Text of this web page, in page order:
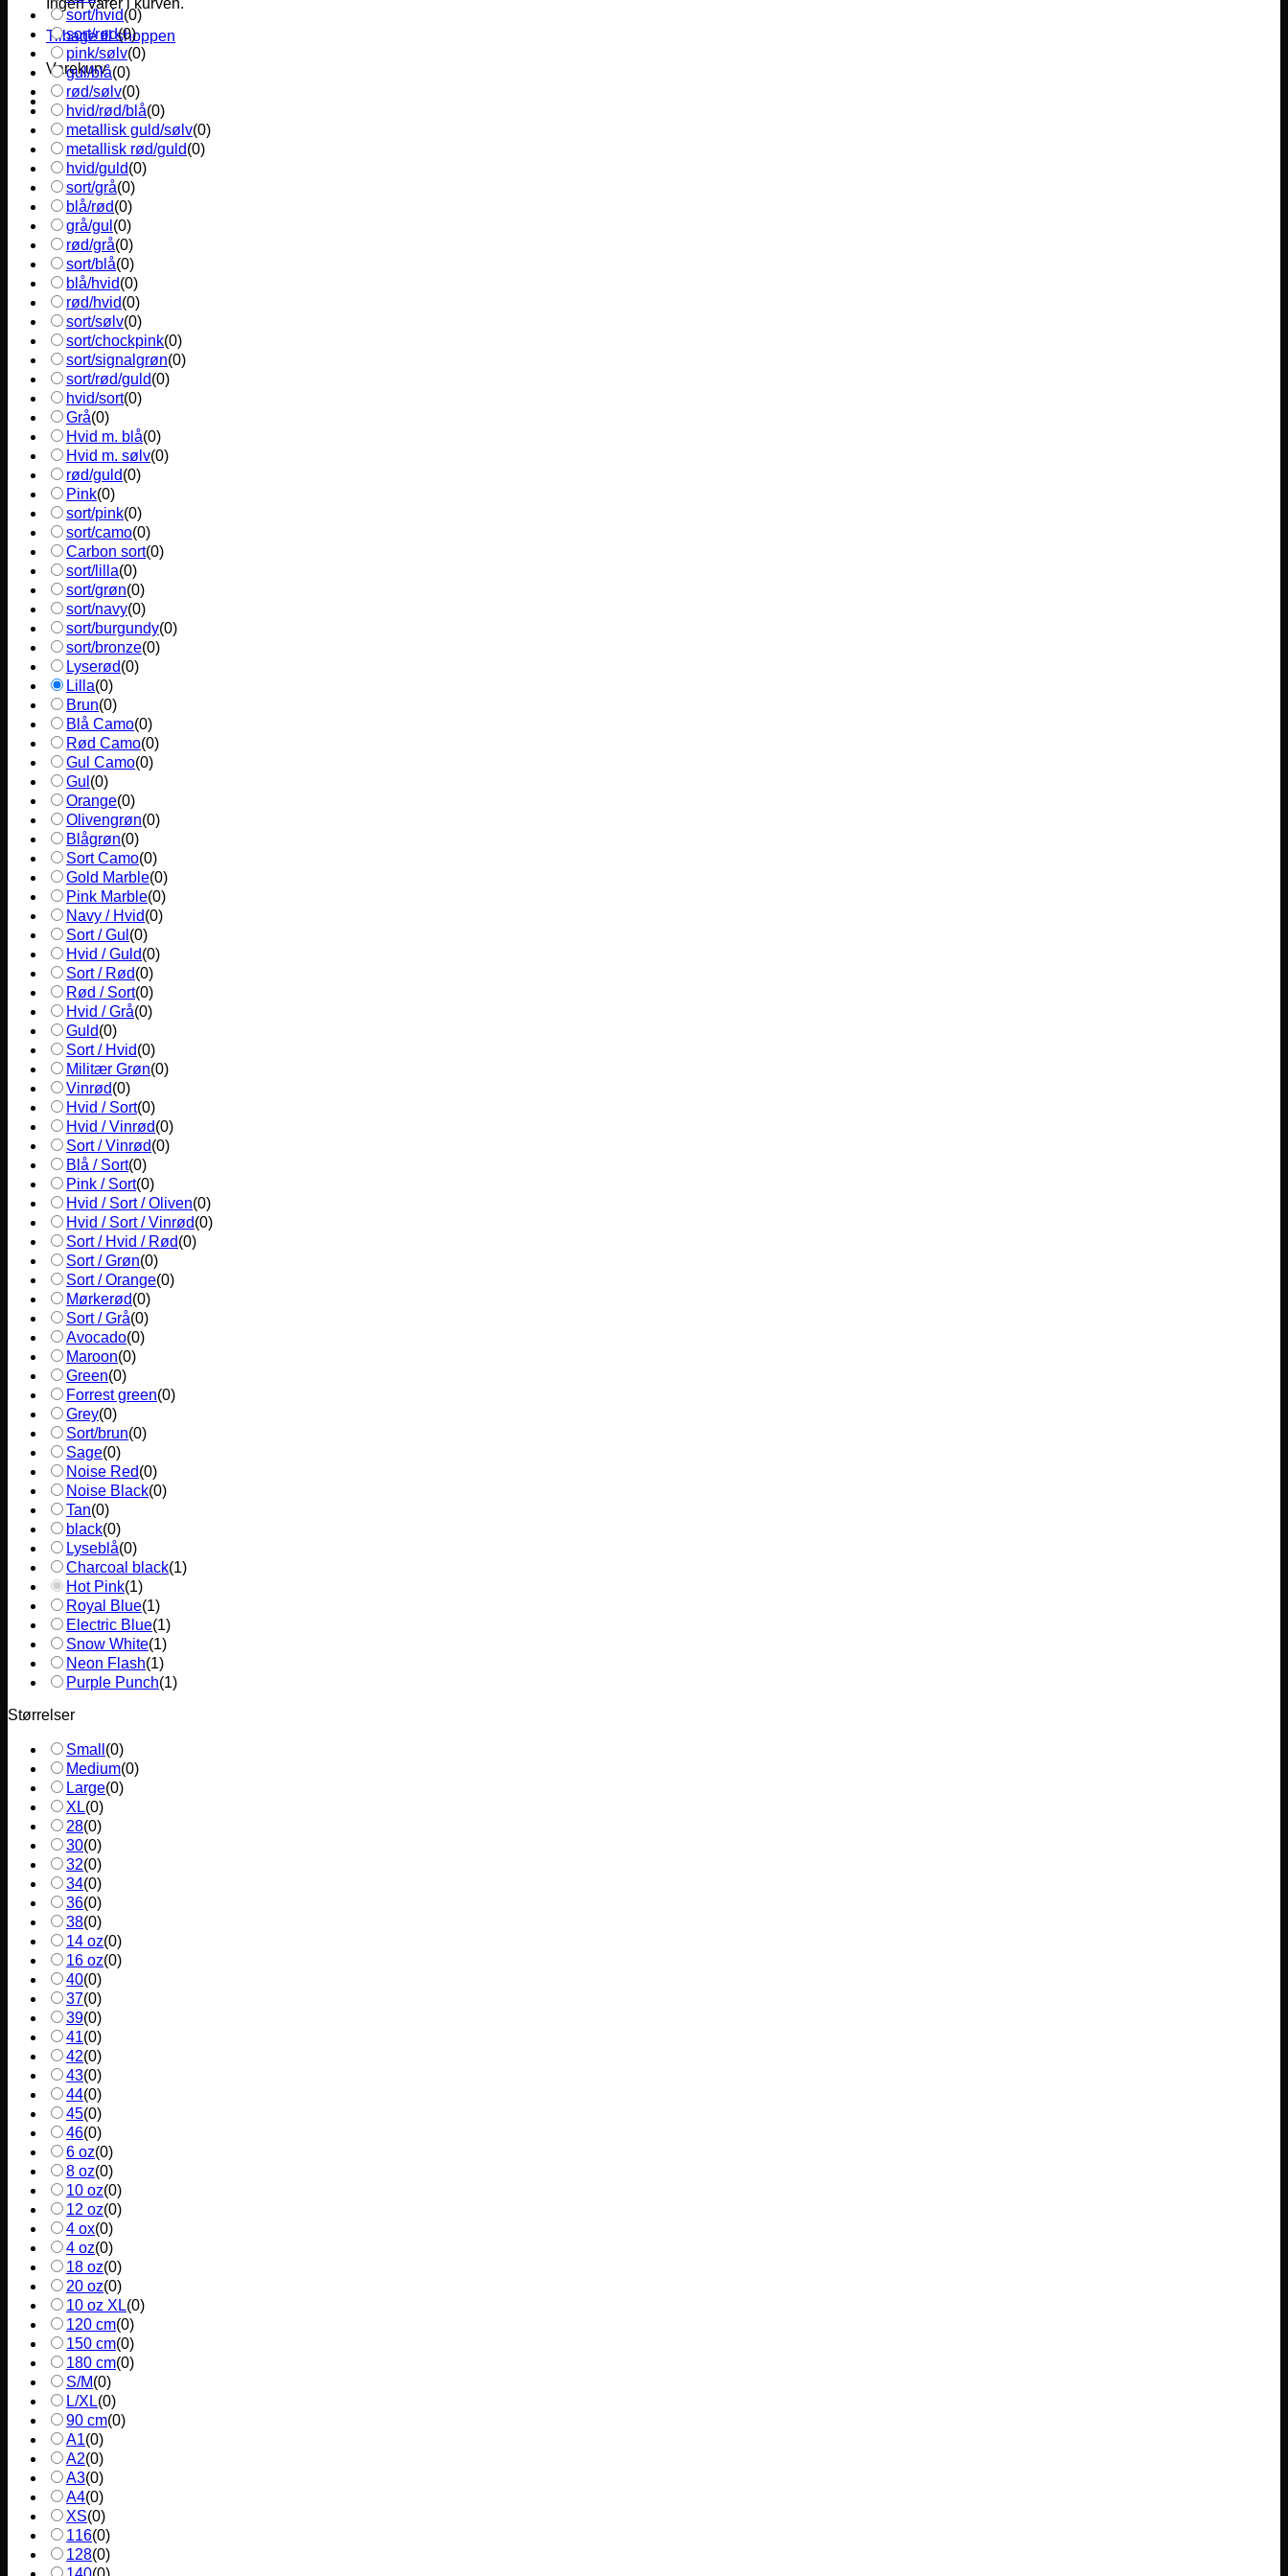
Ingen varer i kurven.
Tilbage til shoppen
Varekurv
sort/hvid(0)
sort/rød(0)
pink/sølv(0)
gul/blå(0)
rød/sølv(0)
hvid/rød/blå(0)
metallisk guld/sølv(0)
metallisk rød/guld(0)
hvid/guld(0)
sort/grå(0)
blå/rød(0)
grå/gul (0)
rød/grå(0)
sort/blå(0)
blå/hvid(0)
rød/hvid(0)
sort/sølv(0)
sort/chockpink(0)
sort/signalgrøn(0)
sort/rød/guld(0)
hvid/sort(0)
Grå(0)
Hvid m. blå(0)
Hvid m. sølv(0)
rød/guld(0)
Pink(0)
sort/pink(0)
sort/camo(0)
Carbon sort(0)
sort/lilla(0)
sort/grøn(0)
sort/navy(0)
sort/burgundy(0)
sort/bronze(0)
Lyserød(0)
Lilla(0)
Brun(0)
Blå Camo(0)
Rød Camo(0)
Gul Camo(0)
Gul (0)
Orange(0)
Olivengrøn(0)
Blågrøn(0)
Sort Camo(0)
Gold Marble(0)
Pink Marble(0)
Navy / Hvid(0)
Sort / Gul (0)
Hvid / Guld(0)
Sort / Rød(0)
Rød / Sort(0)
Hvid / Grå(0)
Guld(0)
Sort / Hvid(0)
Militær Grøn(0)
Vinrød(0)
Hvid / Sort(0)
Hvid / Vinrød(0)
Sort / Vinrød(0)
Blå / Sort(0)
Pink / Sort(0)
Hvid / Sort / Oliven(0)
Hvid / Sort / Vinrød(0)
Sort / Hvid / Rød(0)
Sort / Grøn(0)
Sort / Orange(0)
Mørkerød(0)
Sort / Grå(0)
Avocado(0)
Maroon(0)
Green(0)
Forrest green(0)
Grey(0)
Sort/brun(0)
Sage(0)
Noise Red(0)
Noise Black(0)
Tan(0)
black(0)
Lyseblå(0)
Charcoal black(1)
Hot Pink(1)
Royal Blue(1)
Electric Blue(1)
Snow White(1)
Neon Flash(1)
Purple Punch(1)
Størrelser
Small (0)
Medium(0)
Large(0)
XL(0)
28(0)
30(0)
32(0)
34(0)
36(0)
38(0)
14 oz(0)
16 oz(0)
40(0)
37(0)
39(0)
41(0)
42(0)
43(0)
44(0)
45(0)
46(0)
6 oz(0)
8 oz(0)
10 oz(0)
12 oz(0)
4 ox(0)
4 oz(0)
18 oz(0)
20 oz(0)
10 oz XL(0)
120 cm(0)
150 cm(0)
180 cm(0)
S/M(0)
L/XL(0)
90 cm(0)
A1(0)
A2(0)
A3(0)
A4(0)
XS(0)
116(0)
128(0)